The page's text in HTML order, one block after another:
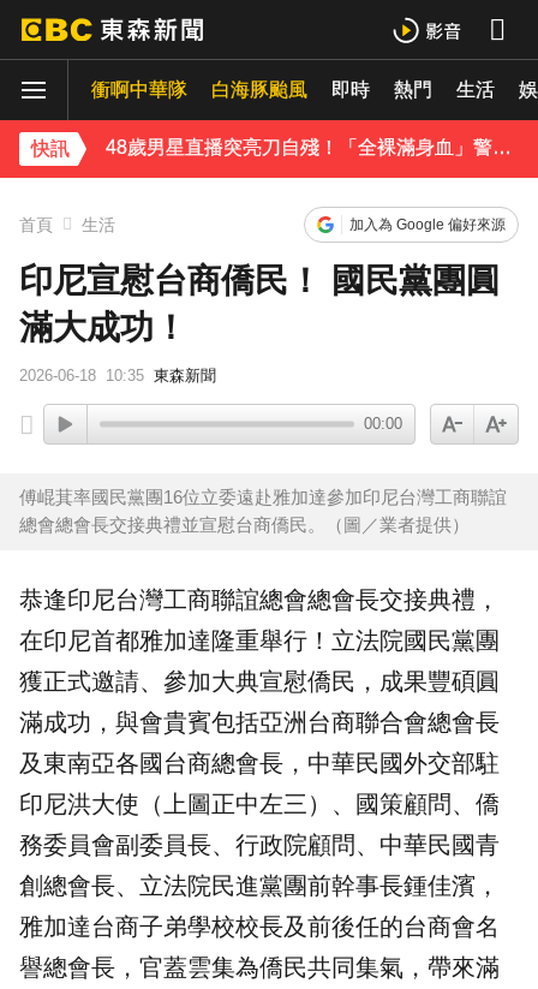
衝啊中華隊 白海豚颱風 即時 熱門 生活
快訊
《理財達人秀》X 安聯投信免費講座報名中！搶先卡位 2027
48歲男星直播突亮刀自殘！「全裸滿身血」警急破門 家屬發聲曝現況
遭前夫割頸脅迫！「兇版李毓芬」陷養套殺慘賠2000萬 2度遇感情詐騙
下載東森App，隨時掌握天下大小事！
首頁 生活 加入為 Google 偏好來源
印尼宣慰台商僑民！ 國民黨團圓
滿大成功！
2026-06-18 10:35 東森新聞
00:00
傅崐萁率國民黨團16位立委遠赴雅加達參加印尼台灣工商聯誼
總會總會長交接典禮並宣慰台商僑民。（圖／業者提供）
恭逢印尼台灣工商聯誼總會總會長交接典禮，
在印尼首都雅加達隆重舉行！立法院國民黨團
獲正式邀請、參加大典宣慰僑民，成果豐碩圓
滿成功，與會貴賓包括亞洲台商聯合會總會長
及東南亞各國台商總會長，中華民國外交部駐
印尼洪大使（上圖正中左三）、國策顧問、僑
務委員會副委員長、行政院顧問、中華民國青
創總會長、立法院民進黨團前幹事長鍾佳濱，
雅加達台商子弟學校校長及前後任的台商會名
譽總會長，官蓋雲集為僑民共同集氣，帶來滿